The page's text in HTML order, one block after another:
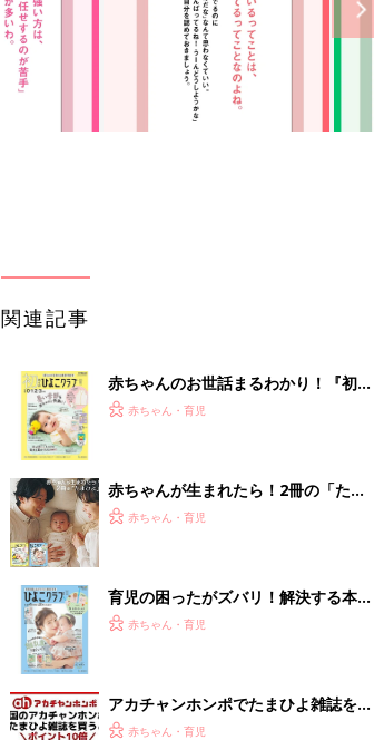
関連記事
赤ちゃんのお世話まるわかり！『初め
てのひよこクラブ 夏号』〈巻頭大特
赤ちゃん・育児
赤ちゃんが生まれたら！2冊の「たま
ひよ」
赤ちゃん・育児
育児の困ったがズバリ！解決する本
『ひよこクラブ 秋号』 4カ月～2才
赤ちゃん・育児
アカチャンホンポでたまひよ雑誌を買
うとポイント10倍【期間限定】
赤ちゃん・育児